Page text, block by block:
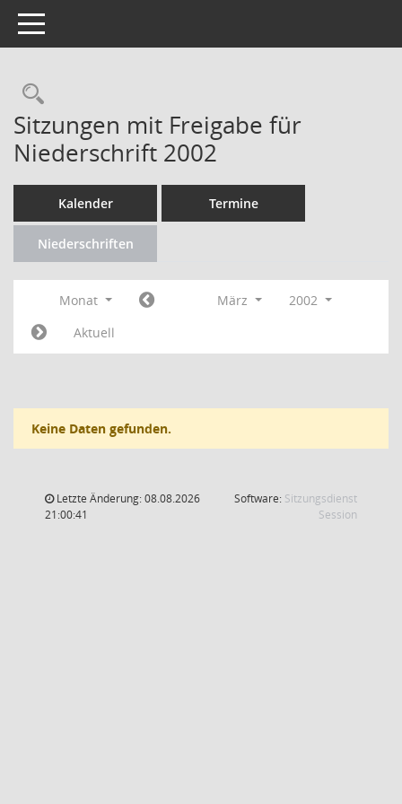
Toggle navigation
Rechercheauswahl
Sitzungen mit Freigabe für
Niederschrift 2002
Kalender Termine
Niederschriften
Monat März
2002
Aktuell
Keine Daten gefunden.
Letzte Änderung: 08.08.2026
21:00:41
Software: Sitzungsdienst
Session